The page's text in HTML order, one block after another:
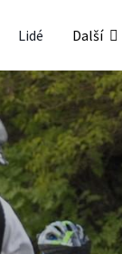
Lidé Další